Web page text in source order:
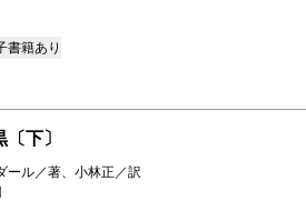
書籍あり
下〕
ール／著、小林正／訳